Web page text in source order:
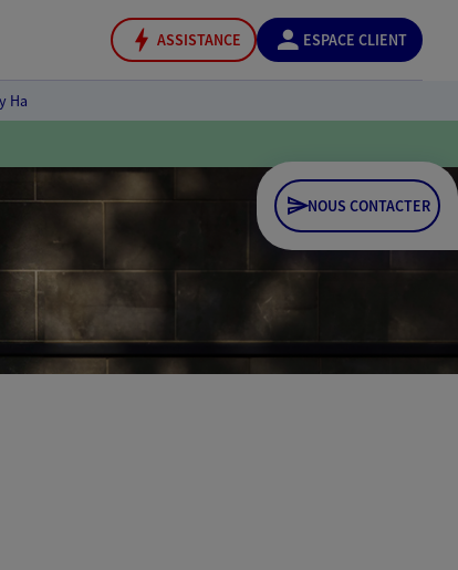
ASSISTANCE ESPACE CLIENT
Ha
NOUS CONTACTER